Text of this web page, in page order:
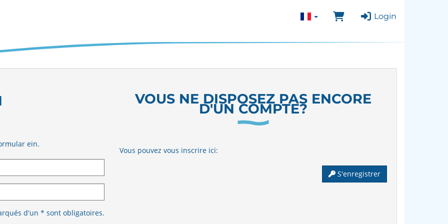
Login
ein.
d'un * sont obligatoires.
VOUS NE DISPOSEZ PAS ENCORE
D'UN COMPTE?
Vous pouvez vous inscrire ici:
S'enregistrer